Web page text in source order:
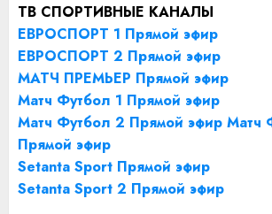
ТВ СПОРТИВНЫЕ КАНАЛЫ
ЕВРОСПОРТ 1 Прямой эфир
ЕВРОСПОРТ 2 Прямой эфир
МАТЧ ПРЕМЬЕР Прямой эфир
Матч Футбол 1 Прямой эфир
Матч Футбол 2 Прямой эфир Матч
Прямой эфир
Setanta Sport Прямой эфир
Setanta Sport 2 Прямой эфир